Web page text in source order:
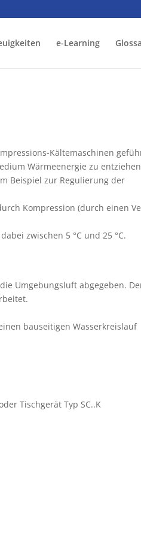
e-Learning
Kältemaschinen
Wärmeenergie zu
Beispiel zur Regulierung der
Kompression (durch einen
zwischen 5 °C und 25 °C.
Umgebungsluft abgegeben.
bauseitigen Wasserkreislauf
Tischgerät Typ SC..K